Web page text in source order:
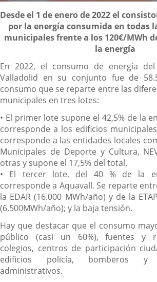
Descripción
Desde el 1 de enero de 2022 el
por la energía consumida en todas
municipales frente a los 120€/MWh
la energía
En 2022, el consumo de energía
Valladolid en su conjunto fue de
consumo que se reparte entre las
municipales en tres lotes:
• El primer lote supone el 42,5% de la
corresponde a los edificios
corresponde a las entidades locales
Municipales de Deporte y Cultura,
otras y supone el 17,5% del total.
• El tercer lote, del 40 % de la
corresponde a Aquavall. Se reparte
la EDAR (16.000 MWh/año) y de la
(6.500MWh/año); y la baja tensión.
Hay que destacar que el consumo
público (casi un 60%), fuentes y
colegios, centros de participación
edificios policía, bomberos y
administrativos.